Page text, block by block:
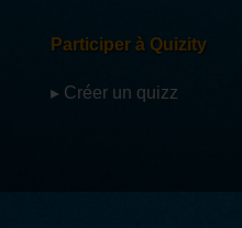
Participer à Quizity
▸ Créer un quizz